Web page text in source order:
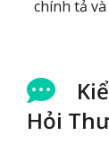
chính tả
Hỏi